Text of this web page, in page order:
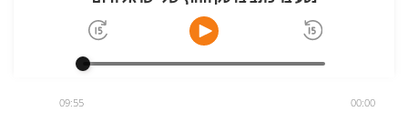
00:00
09:55